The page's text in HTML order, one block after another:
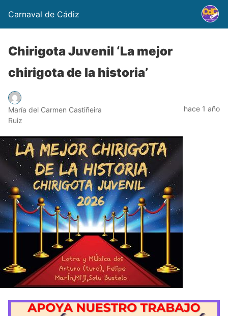
Carnaval de Cádiz
Chirigota Juvenil ‘La mejor
chirigota de la historia’
María del Carmen Castiñeira
Ruiz
hace 1 año